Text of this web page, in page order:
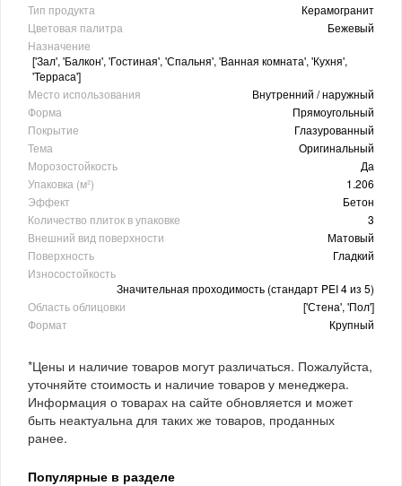
Тип продукта
Керамогранит
Цветовая палитра
Бежевый
Назначение
['Зал', 'Балкон', 'Гостиная', 'Спальня', 'Ванная комната', 'Кухня',
'Терраса']
Место использования
Внутренний / наружный
Форма
Прямоугольный
Покрытие
Глазурованный
Тема
Оригинальный
Морозостойкость
Да
Упаковка (м²)
1.206
Эффект
Бетон
Количество плиток в упаковке
3
Внешний вид поверхности
Матовый
Поверхность
Гладкий
Износостойкость
Значительная проходимость (стандарт PEI 4 из 5)
Область облицовки
['Стена', 'Пол']
Формат
Крупный
*Цены и наличие товаров могут различаться. Пожалуйста,
уточняйте стоимость и наличие товаров у менеджера.
Информация о товарах на сайте обновляется и может
быть неактуальна для таких же товаров, проданных
ранее.
Популярные в разделе